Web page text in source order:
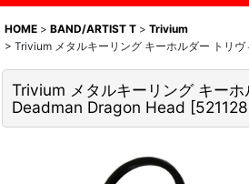
HOME > BAND/ARTIST T > Trivium
> Trivium メタルキーリング キーホルダー トリ
Trivium メタルキーリング キー
Deadman Dragon Head [